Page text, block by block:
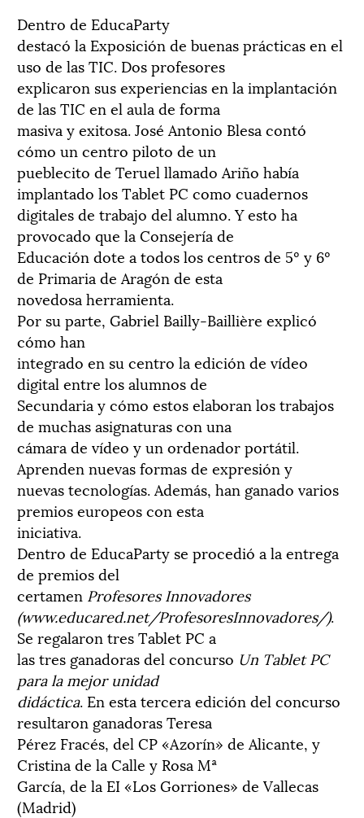
Dentro de EducaParty
destacó la Exposición de buenas prácticas en el
uso de las TIC. Dos profesores
explicaron sus experiencias en la implantación
de las TIC en el aula de forma
masiva y exitosa. José Antonio Blesa contó
cómo un centro piloto de un
pueblecito de Teruel llamado Ariño había
implantado los Tablet PC como cuadernos
digitales de trabajo del alumno. Y esto ha
provocado que la Consejería de
Educación dote a todos los centros de 5º y 6º
de Primaria de Aragón de esta
novedosa herramienta.
Por su parte, Gabriel Bailly-Baillière explicó
cómo han
integrado en su centro la edición de vídeo
digital entre los alumnos de
Secundaria y cómo estos elaboran los trabajos
de muchas asignaturas con una
cámara de vídeo y un ordenador portátil.
Aprenden nuevas formas de expresión y
nuevas tecnologías. Además, han ganado varios
premios europeos con esta
iniciativa.
Dentro de EducaParty se procedió a la entrega
de premios del
certamen Profesores Innovadores
(www.educared.net/ProfesoresInnovadores/).
Se regalaron tres Tablet PC a
las tres ganadoras del concurso Un Tablet PC
para la mejor unidad
didáctica. En esta tercera edición del concurso
resultaron ganadoras Teresa
Pérez Fracés, del CP «Azorín» de Alicante, y
Cristina de la Calle y Rosa Mª
García, de la EI «Los Gorriones» de Vallecas
(Madrid)